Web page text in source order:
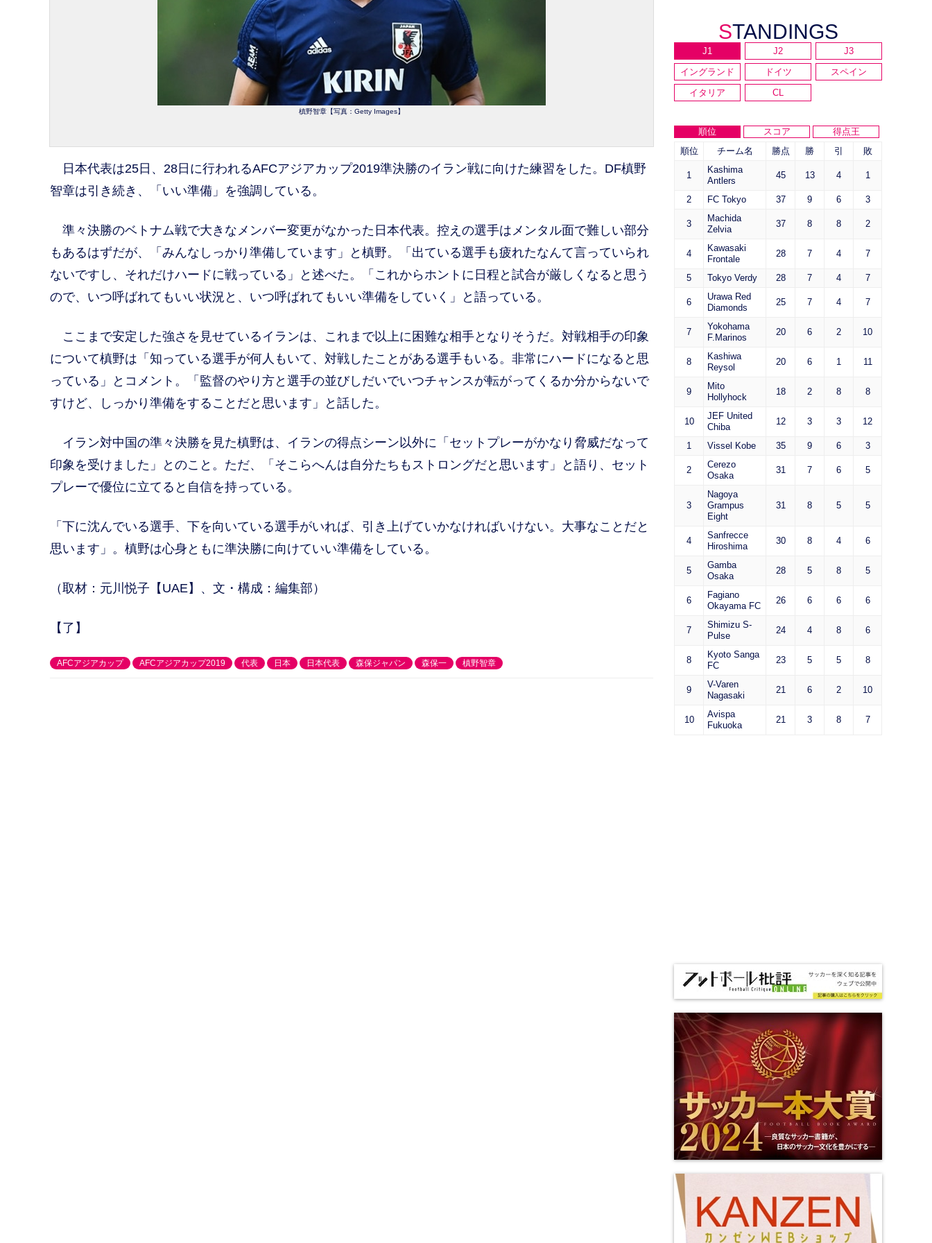
槙野智章【写真：Getty Images】
日本代表は25日、28日に行われるAFCアジアカップ2019準決勝のイラン戦に向けた練習をした。DF槙野
智章は引き続き、「いい準備」を強調している。
準々決勝のベトナム戦で大きなメンバー変更がなかった日本代表。控えの選手はメンタル面で難しい部分
もあるはずだが、「みんなしっかり準備しています」と槙野。「出ている選手も疲れたなんて言っていられ
ないですし、それだけハードに戦っている」と述べた。「これからホントに日程と試合が厳しくなると思う
ので、いつ呼ばれてもいい状況と、いつ呼ばれてもいい準備をしていく」と語っている。
ここまで安定した強さを見せているイランは、これまで以上に困難な相手となりそうだ。対戦相手の印象
について槙野は「知っている選手が何人もいて、対戦したことがある選手もいる。非常にハードになると思
っている」とコメント。「監督のやり方と選手の並びしだいでいつチャンスが転がってくるか分からないで
すけど、しっかり準備をすることだと思います」と話した。
イラン対中国の準々決勝を見た槙野は、イランの得点シーン以外に「セットプレーがかなり脅威だなって
印象を受けました」とのこと。ただ、「そこらへんは自分たちもストロングだと思います」と語り、セット
プレーで優位に立てると自信を持っている。
「下に沈んでいる選手、下を向いている選手がいれば、引き上げていかなければいけない。大事なことだと
思います」。槙野は心身ともに準決勝に向けていい準備をしている。
（取材：元川悦子【UAE】、文・構成：編集部）
【了】
AFCアジアカップ AFCアジアカップ2019 代表 日本 日本代表 森保ジャパン 森保一 槙野智章
STANDINGS
J1 J2
J3
イングランド
ドイツ
スペイン
イタリア
CL
順位 スコア
得点王
順位
チーム名 勝点 勝 引 敗
1
Kashima
Antlers
45 13 4 1
2 FC Tokyo 37 9 6 3
3
Machida
Zelvia
37 8 8 2
4
Kawasaki
Frontale
28 7 4 7
5 Tokyo Verdy 28 7 4 7
6
Urawa Red
Diamonds
25 7 4 7
7
Yokohama
F.Marinos
20 6 2 10
8
Kashiwa
Reysol
20 6 1 11
9
Mito
Hollyhock
18 2 8 8
10
JEF United
Chiba
12 3 3 12
1 Vissel Kobe 35 9 6 3
2
Cerezo
Osaka
31 7 6 5
3
Nagoya
Grampus
Eight
31 8 5 5
4
Sanfrecce
Hiroshima
30 8 4 6
5
Gamba
Osaka
28 5 8 5
6
Fagiano
Okayama FC
26 6 6 6
7
Shimizu S-
Pulse
24 4 8 6
8
Kyoto Sanga
FC
23 5 5 8
9
V-Varen
Nagasaki
21 6 2 10
10
Avispa
Fukuoka
21 3 8 7